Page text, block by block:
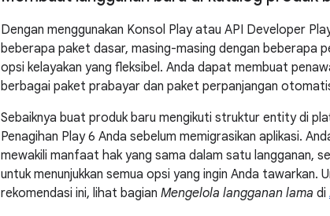
Dengan menggunakan Konsol Play atau API Developer
beberapa paket dasar, masing-masing dengan beberapa
opsi kelayakan yang fleksibel. Anda dapat membuat
berbagai paket prabayar dan paket perpanjangan
Sebaiknya buat produk baru mengikuti struktur entity di
Penagihan Play 6 Anda sebelum memigrasikan aplikasi.
mewakili manfaat hak yang sama dalam satu langganan,
untuk menunjukkan semua opsi yang ingin Anda
rekomendasi ini, lihat bagian Mengelola langganan lama di